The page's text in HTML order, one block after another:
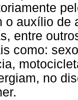
o auxílio de
entre
como:
no